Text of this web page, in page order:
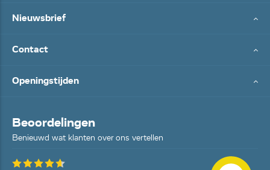
Nieuwsbrief
Contact
Openingstijden
Beoordelingen
Benieuwd wat klanten over ons vertellen